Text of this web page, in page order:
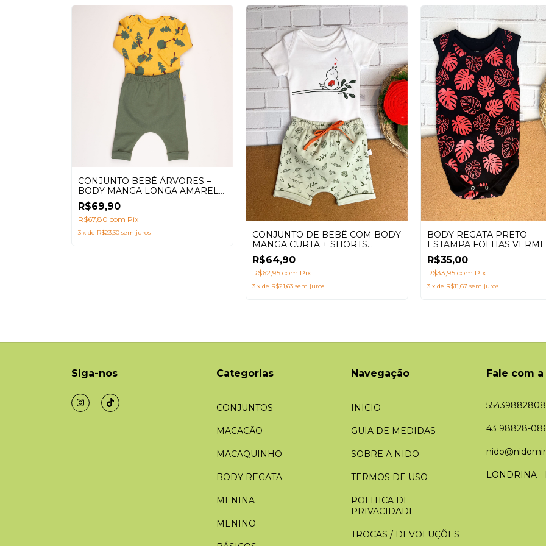
CONJUNTO BEBÊ ÁRVORES –
BODY MANGA LONGA AMARELO
+ CALÇA SARUEL VERDE | 100%
ALGODÃO
R$69,90
R$67,80 com Pix
3 x de R$23,30 sem juros
CONJUNTO DE BEBÊ COM BODY
MANGA CURTA + SHORTS
SARUEL ESTAMPA PASSARINHO
R$64,90
R$62,95com Pix
3 xde R$21,63 sem juros
BODY REGATA PRETO -
ESTAMPA FOLHAS
R$35,00
R$33,95 com Pix
3 x de R$11,67 sem juros
Siga-nos Categorias
CONJUNTOS
MACACÃO
MACAQUINHO
BODY REGATA
MENINA
MENINO
Navegação
INICIO
GUIA DE MEDIDAS
SOBRE A NIDO
TERMOS DE USO
POLITICA DE
PRIVACIDADE
TROCAS / DEVOLUÇÕES
Fale com
43 98828-
LONDRINA -